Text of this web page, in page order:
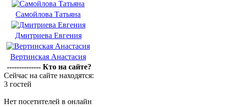
Самойлова Татьяна
Дмитриева Евгения
Вертинская Анастасия
-------------- Кто на сайте?
Сейчас на сайте находятся:
3 гостей
Нет посетителей в онлайн